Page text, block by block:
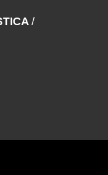
/